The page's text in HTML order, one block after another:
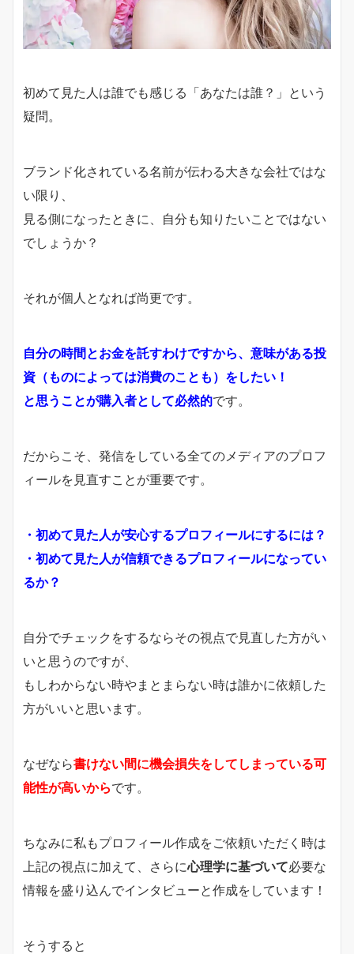
初めて見た人は誰でも感じる 「あなたは誰？」 という
疑問。
ブランド化されている名前が伝わる大きな会社ではな
い限り、
見る側になったときに、自分も知りたいことではない
でしょうか？
それが個人となれば尚更です。
自分の時間とお金を託すわけですから、 意味がある投
資（ものによっては消費のことも）をしたい！
と思うことが購入者として必然的です。
だからこそ、発信をしている全てのメディアのプロフ
ィールを見直すことが重要です。
・初めて見た人が安心するプロフィールにするには？
・初めて見た人が信頼できるプロフィールになってい
るか？
自分でチェックをするならその視点で見直した方がい
いと思うのですが、
もしわからない時やまとまらない時は誰かに依頼した
方がいいと思います。
なぜなら書けない間に機会損失をしてしまっている可
能性が高いからです。
ちなみに私もプロフィール作成をご依頼いただく時は
上記の視点に加えて、さらに心理学に基づいて必要な
情報を盛り込んでインタビューと作成をしています！
そうすると